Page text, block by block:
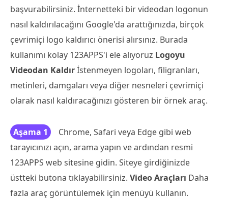
başvurabilirsiniz. İnternetteki bir videodan logonun
nasıl kaldırılacağını Google'da arattığınızda, birçok
çevrimiçi logo kaldırıcı önerisi alırsınız. Burada
kullanımı kolay 123APPS'i ele alıyoruz Logoyu
Videodan Kaldırİstenmeyen logoları, filigranları,
metinleri, damgaları veya diğer nesneleri çevrimiçi
olarak nasıl kaldıracağınızı gösteren bir örnek araç.
Aşama 1
Chrome, Safari veya Edge gibi web
tarayıcınızı açın, arama yapın ve ardından resmi
123APPS web sitesine gidin. Siteye girdiğinizde
üstteki butona tıklayabilirsiniz. Video Araçları Daha
fazla araç görüntülemek için menüyü kullanın.